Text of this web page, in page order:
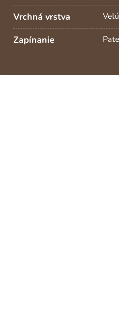
Vrchná vrstva
Zapínanie